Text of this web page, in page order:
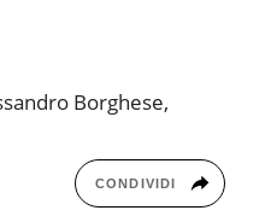
Borghese,
CONDIVIDI